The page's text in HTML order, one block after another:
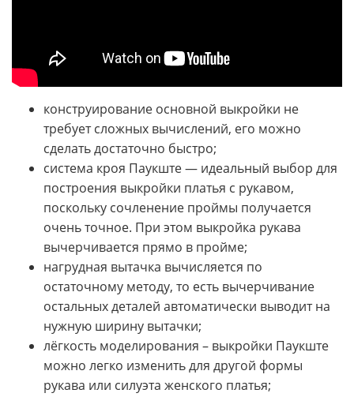
конструирование основной выкройки не
требует сложных вычислений, его можно
сделать достаточно быстро;
система кроя Паукште — идеальный выбор для
построения выкройки платья с рукавом,
поскольку сочленение проймы получается
очень точное. При этом выкройка рукава
вычерчивается прямо в пройме;
нагрудная вытачка вычисляется по
остаточному методу, то есть вычерчивание
остальных деталей автоматически выводит на
нужную ширину вытачки;
лёгкость моделирования – выкройки Паукште
можно легко изменить для другой формы
рукава или силуэта женского платья;